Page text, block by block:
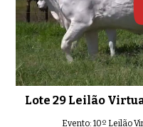
Lote 29 Leilão
Evento: 10º Leilão